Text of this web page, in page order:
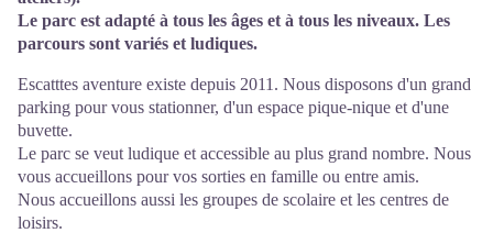
Le parc est adapté à tous les âges et à tous les niveaux. Les
parcours sont variés et ludiques.
Escatttes aventure existe depuis 2011. Nous disposons d'un grand
parking pour vous stationner, d'un espace pique-nique et d'une
buvette.
Le parc se veut ludique et accessible au plus grand nombre. Nous
vous accueillons pour vos sorties en famille ou entre amis.
Nous accueillons aussi les groupes de scolaire et les centres de
loisirs.